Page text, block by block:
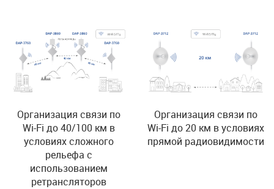
Организация связи по
Wi-Fi до 40/100 км в
условиях сложного
рельефа с
использованием
ретрансляторов
Организация связи по
Wi-Fi до 20 км в условиях
прямой радиовидимости